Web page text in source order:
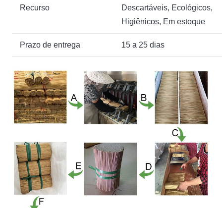
Recurso
Descartáveis, Ecológicos,
Higiênicos, Em estoque
Prazo de entrega 15 a 25 dias